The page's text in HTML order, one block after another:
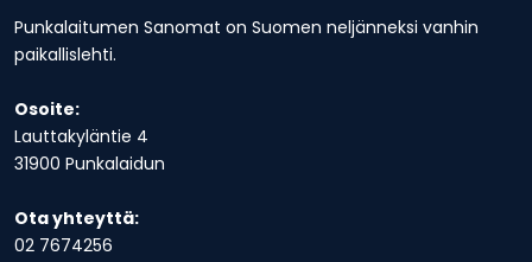
Punkalaitumen Sanomat on Suomen neljänneksi vanhin
paikallislehti.
Osoite:
Lauttakyläntie 4
31900 Punkalaidun
Ota yhteyttä:
02 7674256